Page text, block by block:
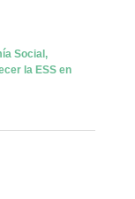
Social,
la ESS en